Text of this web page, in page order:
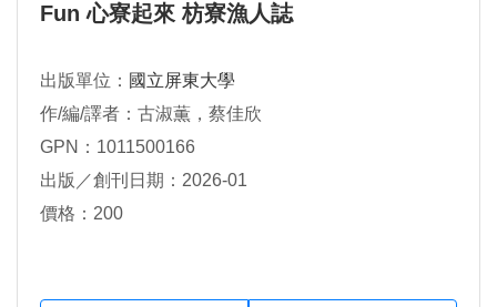
Fun 心寮起來 枋寮漁人誌
出版單位： 國立屏東大學
作/編/譯者：古淑薫，蔡佳欣
GPN：1011500166
出版／創刊日期：2026-01
價格：200